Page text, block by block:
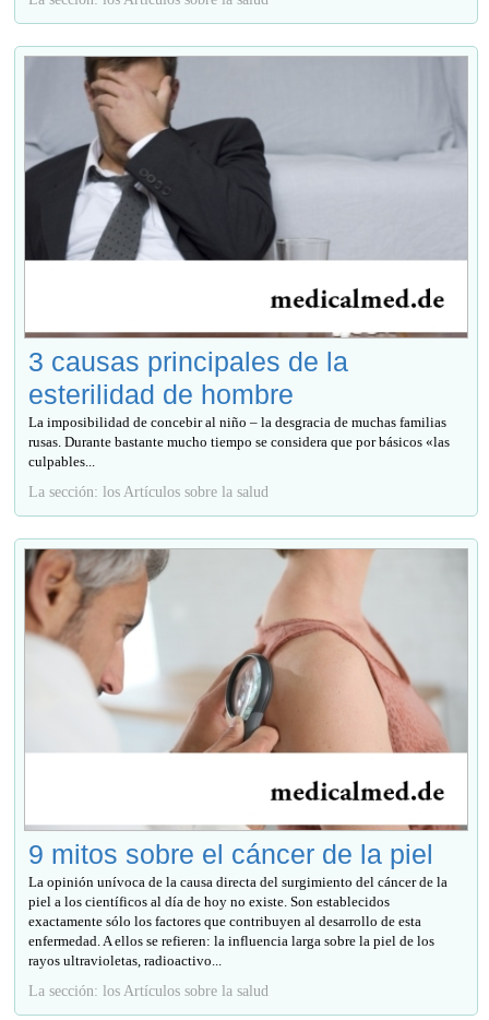
3 causas principales de la
esterilidad de hombre
La imposibilidad de concebir al niño – la desgracia de muchas familias
rusas. Durante bastante mucho tiempo se considera que por básicos «las
culpables...
La sección: los Artículos sobre la salud
9 mitos sobre el cáncer de la piel
La opinión unívoca de la causa directa del surgimiento del cáncer de la
piel a los científicos al día de hoy no existe. Son establecidos
exactamente sólo los factores que contribuyen al desarrollo de esta
enfermedad. A ellos se refieren: la influencia larga sobre la piel de los
rayos ultravioletas, radioactivo...
La sección: los Artículos sobre la salud